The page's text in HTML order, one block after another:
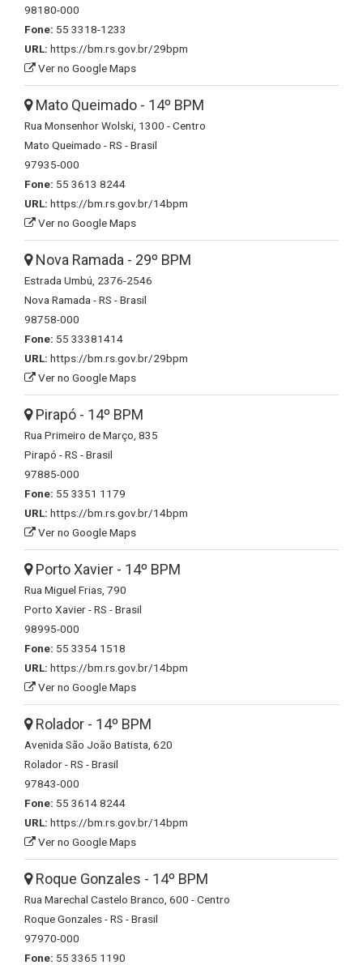
98180-000
Fone: 55 3318-1233
URL: https://bm.rs.gov.br/29bpm
Ver no Google Maps
Mato Queimado - 14º BPM
Rua Monsenhor Wolski, 1300 - Centro
Mato Queimado - RS - Brasil
97935-000
Fone: 55 3613 8244
URL: https://bm.rs.gov.br/14bpm
Ver no Google Maps
Nova Ramada - 29º BPM
Estrada Umbú, 2376-2546
Nova Ramada - RS - Brasil
98758-000
Fone: 55 33381414
URL: https://bm.rs.gov.br/29bpm
Ver no Google Maps
Pirapó - 14º BPM
Rua Primeiro de Março, 835
Pirapó - RS - Brasil
97885-000
Fone: 55 3351 1179
URL: https://bm.rs.gov.br/14bpm
Ver no Google Maps
Porto Xavier - 14º BPM
Rua Miguel Frias, 790
Porto Xavier - RS - Brasil
98995-000
Fone: 55 3354 1518
URL: https://bm.rs.gov.br/14bpm
Ver no Google Maps
Rolador - 14º BPM
Avenida São João Batista, 620
Rolador - RS - Brasil
97843-000
Fone: 55 3614 8244
URL: https://bm.rs.gov.br/14bpm
Ver no Google Maps
Roque Gonzales - 14º BPM
Rua Marechal Castelo Branco, 600 - Centro
Roque Gonzales - RS - Brasil
97970-000
Fone: 55 3365 1190